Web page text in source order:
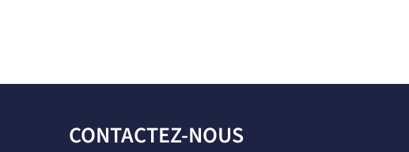
CONTACTEZ-NOUS